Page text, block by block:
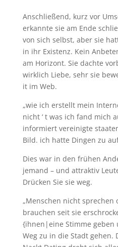
Anschließend, kurz vor
erkannte sie am Ende
von sich selbst, aber sie
in ihr Existenz. Kein
am Horizont. Sie dachte
wirklich Liebe, sehr sie
it im Web.
„wie ich erstellt mein
nicht ‘ t was ich fand mich
informiert vereinigte
Bild. ich hatte Dingen zu
Dies war in den frühen
jemand – und attraktiv
Drücken Sie sie weg.
„Menschen nicht sprechen
brauchen seit sie
{ihnen|eine Stimme geben
Weg zu in die Stadt gehen.